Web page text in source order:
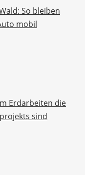
So bleiben
mobil
Erdarbeiten die
sind